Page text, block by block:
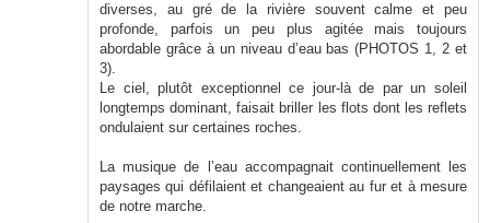
diverses, au gré de la rivière souvent calme et peu
profonde, parfois un peu plus agitée mais toujours
abordable grâce à un niveau d’eau bas (PHOTOS 1, 2 et
3).
Le ciel, plutôt exceptionnel ce jour-là de par un soleil
longtemps dominant, faisait briller les flots dont les reflets
ondulaient sur certaines roches.
La musique de l’eau accompagnait continuellement les
paysages qui défilaient et changeaient au fur et à mesure
de notre marche.